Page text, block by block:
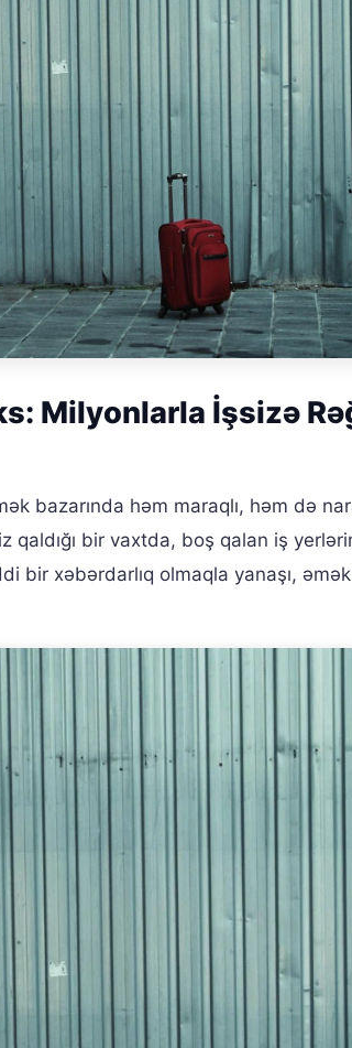
Milyonlarla İşsizə
bazarında həm maraqlı, həm də
bir vaxtda, boş qalan iş
bir xəbərdarlıq olmaqla yanaşı, əmək